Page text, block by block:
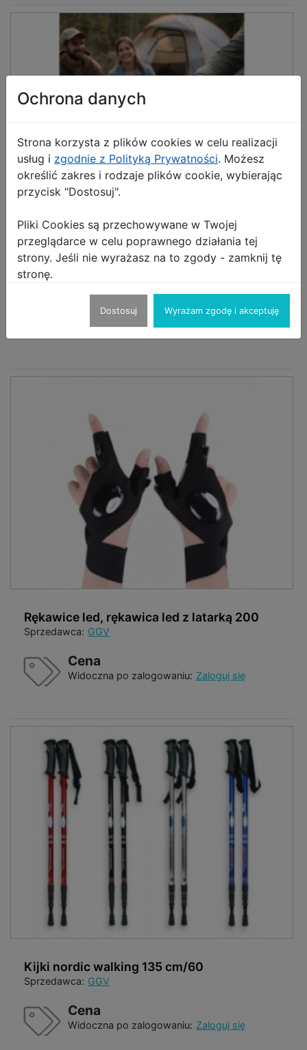
Kuchenka gazowa turystyczna na kartusz
walizka
Sprzedawca:
Widoczna po zalogowaniu: Zaloguj się
Rękawice led, rękawica led z latarką 200
Sprzedawca: GGV
Cena
Widoczna po zalogowaniu: Zaloguj się
Kijki nordic walking 135 cm/60
Sprzedawca: GGV
Cena
Widoczna po zalogowaniu: Zaloguj się
Ochrona danych
Strona korzysta z plików cookies w celu realizacji
usług i zgodnie z Polityką Prywatności. Możesz
określić zakres i rodzaje plików cookie, wybierając
przycisk "Dostosuj".
Pliki Cookies są przechowywane w Twojej
przeglądarce w celu poprawnego działania tej
strony. Jeśli nie wyrażasz na to zgody - zamknij tę
stronę.
Dostosuj Wyrażam zgodę i akceptuję